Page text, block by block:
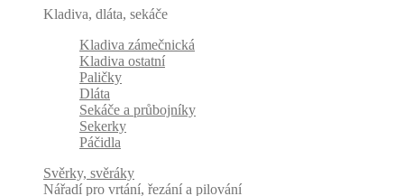
Kladiva, dláta, sekáče
Kladiva zámečnická
Kladiva ostatní
Paličky
Dláta
Sekáče a průbojníky
Sekerky
Páčidla
Svěrky, svěráky
Nářadí pro vrtání, řezání a pilování